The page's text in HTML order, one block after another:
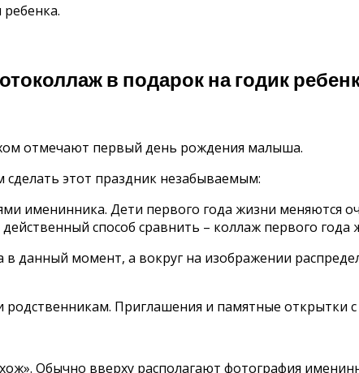
в подарок на годик
отмечают первый день рождения малыша.
этот праздник незабываемым:
именинника. Дети первого года жизни меняются
способ сравнить – коллаж первого года
в данный момент, а вокруг на изображении
родственникам. Приглашения и памятные
Обычно вверху располагают фотография